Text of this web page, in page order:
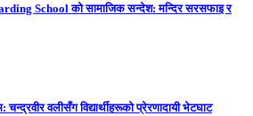
School को सामाजिक सन्देश: मन्दिर सरसफाइ र
वलीसँग विद्यार्थीहरूको प्रेरणादायी भेटघाट